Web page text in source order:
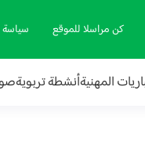
كن مراسلا للموقع
المهنيةأنشطة تربوية